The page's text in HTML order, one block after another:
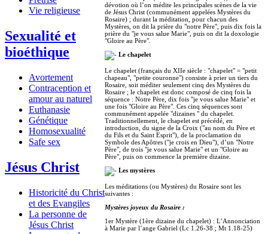
Vie religieuse
Sexualité et
bioéthique
Avortement
Contraception et
amour au naturel
Euthanasie
Génétique
Homosexualité
Safe sex
Jésus Christ
Historicité du Christ
et des Evangiles
La personne de
Jésus Christ
dévotion où l’on médite les principales scènes de la vie
de Jésus Christ (communément appelées Mystères du
Rosaire) ; durant la méditation, pour chacun des
Mystères, on dit la prière du "notre Père", puis dix fois la
prière du "je vous salue Marie", puis on dit la doxologie
"Gloire au Père".
Le chapelet
Le chapelet (français du XIIe siècle : "chapelet" = "petit
chapeau", "petite couronne") consiste à prier un tiers du
Rosaire, soit méditer seulement cinq des Mystères du
Rosaire ; le chapelet est donc composé de cinq fois la
séquence : Notre Père, dix fois "je vous salue Marie" et
une fois "Gloire au Père". Ces cinq séquences sont
communément appelée "dizaines " du chapelet.
Traditionnellement, le chapelet est précédé, en
introduction, du signe de la Croix ("au nom du Père et
du Fils et du Saint Esprit"), de la proclamation du
Symbole des Apôtres ("je crois en Dieu"), d’un "Notre
Père", de trois "je vous salue Marie" et un "Gloire au
Père", puis on commence la première dizaine.
Les mystères
Les méditations (ou Mystères) du Rosaire sont les
suivantes :
Mystères joyeux du Rosaire :
1er Mystère (1ère dizaine du chapelet) : L’Annonciation
à Marie par l’ange Gabriel (Lc 1.26-38 ; Mt 1.18-25)